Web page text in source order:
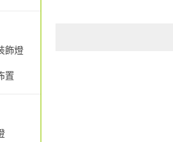
飾燈
置